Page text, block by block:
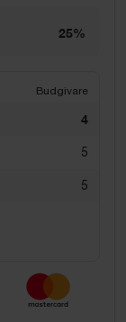
25%
Budgivare
4
5
5